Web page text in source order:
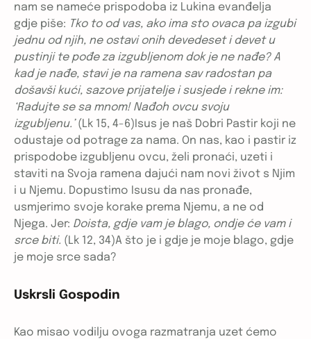
nam se nameće prispodoba iz Lukina evanđelja
gdje piše: Tko to od vas, ako ima sto ovaca pa izgubi
jednu od njih, ne ostavi onih devedeset i devet u
pustinji te pođe za izgubljenom dok je ne nađe? A
kad je nađe, stavi je na ramena sav radostan pa
došavši kući, sazove prijatelje i susjede i rekne im:
‘Radujte se sa mnom! Nađoh ovcu svoju
izgubljenu.’(Lk 15, 4-6)Isus je naš Dobri Pastir koji ne
odustaje od potrage za nama. On nas, kao i pastir iz
prispodobe izgubljenu ovcu, želi pronaći, uzeti i
staviti na Svoja ramena dajući nam novi život s Njim
i u Njemu. Dopustimo Isusu da nas pronađe,
usmjerimo svoje korake prema Njemu, a ne od
Njega. Jer: Doista, gdje vam je blago, ondje će vam i
srce biti. (Lk 12, 34)A što je i gdje je moje blago, gdje
je moje srce sada?
Uskrsli Gospodin
Kao misao vodilju ovoga razmatranja uzet ćemo